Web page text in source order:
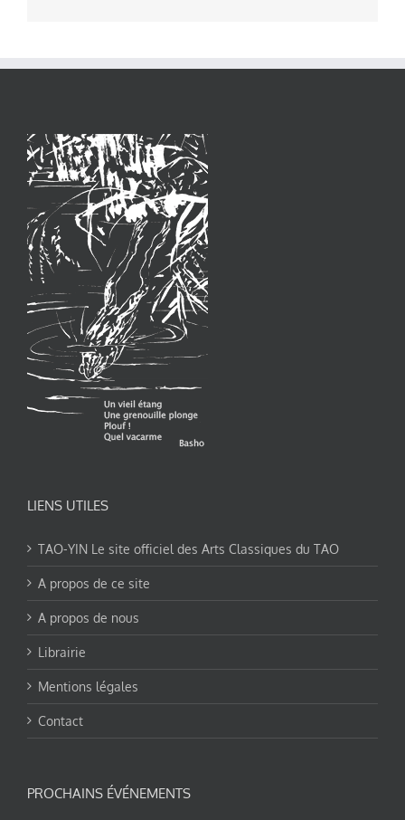
LIENS UTILES
TAO-YIN Le site officiel des Arts Classiques du TAO
A propos de ce site
A propos de nous
Librairie
Mentions légales
Contact
PROCHAINS ÉVÉNEMENTS